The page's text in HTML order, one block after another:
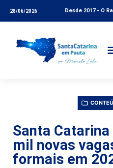
28/06/2026 Desde 2017 - O
Santa
mil novas
formais em